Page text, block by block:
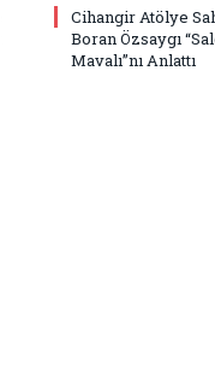
Cihangir Atölye
Boran Özsaygı
Mavalı”nı Anlattı